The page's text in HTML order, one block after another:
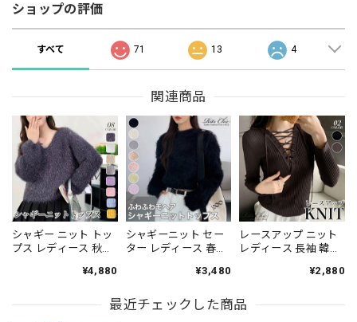
ショップの評価
すべて 71 13 4
関連商品
シャギー ニット トッ
プス レディース 秋冬
しゃれ 大人 かわいい
ったり ふわふわ 暖か
¥4,880
シャギーニット セー
ター レディース 春秋
ショート丈 大人 かわ
アル 長袖 もこもこ 柔
¥3,480
レースアップ ニット
レディース 長袖 韓国
人 かわいい カジュア
ク 薄手 春夏秋 トップ
¥2,880
最近チェックした商品